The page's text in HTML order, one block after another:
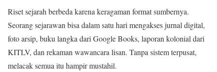
Riset sejarah berbeda karena keragaman format sumbernya.
Seorang sejarawan bisa dalam satu hari mengakses jurnal digital,
foto arsip, buku langka dari Google Books, laporan kolonial dari
KITLV, dan rekaman wawancara lisan. Tanpa sistem terpusat,
melacak semua itu hampir mustahil.